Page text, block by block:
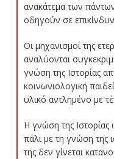
ανακάτεμα των
οδηγούν σε
Οι μηχανισμοί της
αναλύονται
γνώση της Ιστορίας
κοινωνιολογική
υλικό αντλημένο με
Η γνώση της Ιστορίας
πάλι με τη γνώση της
της δεν γίνεται